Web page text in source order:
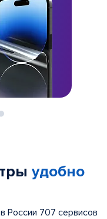
удобно
России 707 сервисов